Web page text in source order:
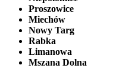
Proszowice
Miechów
Nowy Targ
Rabka
Limanowa
Mszana Dolna